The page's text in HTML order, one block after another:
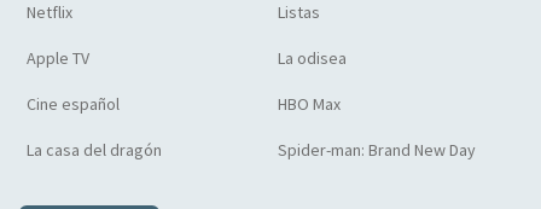
Netflix Listas
Apple TV La odisea
Cine español HBO Max
La casa del dragón Spider-man: Brand New Day